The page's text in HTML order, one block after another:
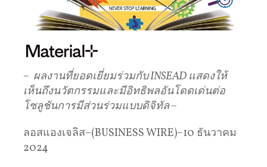
– ผลงานที่ยอดเยี่ยมร่วมกับINSEAD แสดงให้
เห็นถึงนวัตกรรมและมีอิทธิพลอันโดดเด่นต่อ
โซลูชันการมีส่วนร่วมแบบดิจิทัล –
ลอสแองเจลิส–(BUSINESS WIRE)–10 ธันวาคม
2024